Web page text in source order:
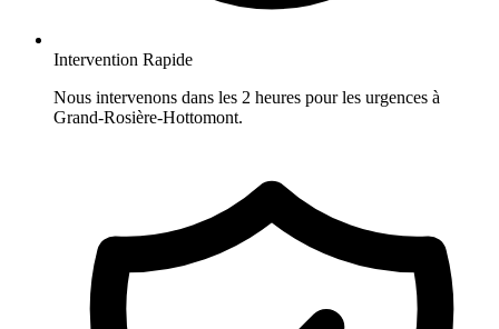
Intervention Rapide
Nous intervenons dans les 2 heures pour les urgences à
Grand-Rosière-Hottomont.